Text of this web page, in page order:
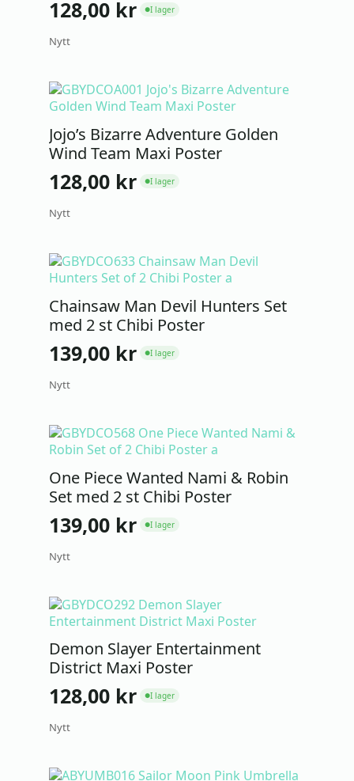
128,00 kr ●I lager
Nytt
Jojo’s Bizarre Adventure Golden
Wind Team Maxi Poster
128,00 kr ●I lager
Nytt
Chainsaw Man Devil Hunters Set
med 2 st Chibi Poster
139,00 kr ●I lager
Nytt
One Piece Wanted Nami & Robin
Set med 2 st Chibi Poster
139,00 kr ●I lager
Nytt
Demon Slayer Entertainment
District Maxi Poster
128,00 kr ●I lager
Nytt